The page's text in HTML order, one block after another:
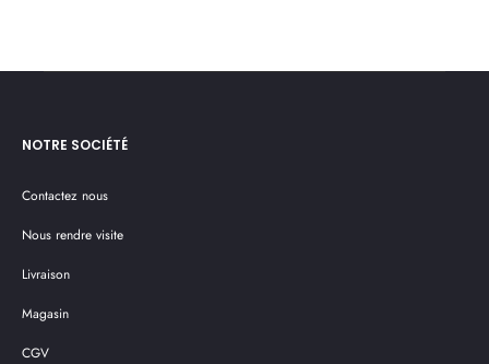
NOTRE SOCIÉTÉ
Contactez nous
Nous rendre visite
Livraison
Magasin
CGV